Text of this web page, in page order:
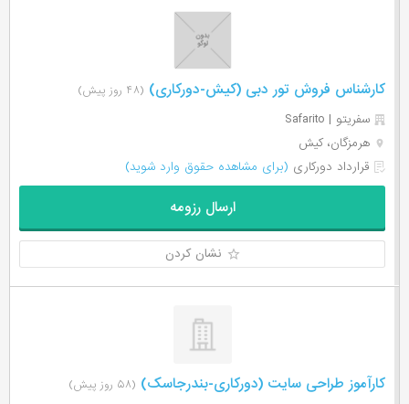
کارشناس فروش تور دبی (کیش-دورکاری) (۴۸ روز پیش)
سفریتو | Safarito
هرمزگان، کیش
قرارداد دورکاری (برای مشاهده حقوق وارد شوید)
ارسال رزومه
نشان کردن
کارآموز طراحی سایت (دورکاری-بندرجاسک) (۵۸ روز پیش)